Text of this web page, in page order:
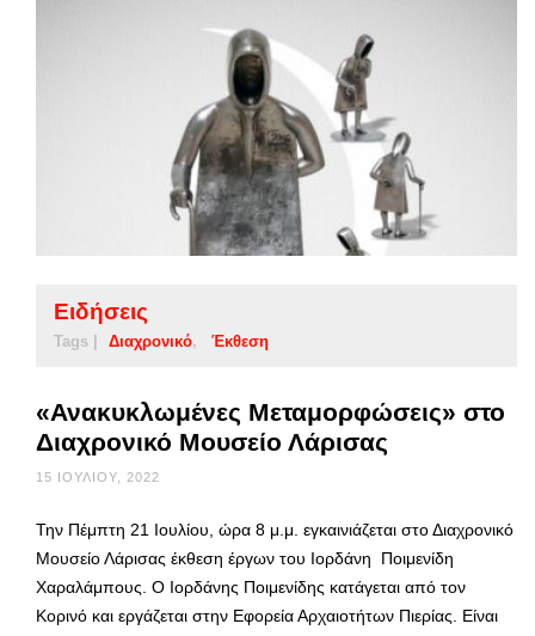
Ειδήσεις
Tags | Διαχρονικό Έκθεση
«Ανακυκλωμένες Μεταμορφώσεις» στο
Διαχρονικό Μουσείο Λάρισας
15 ΙΟΥΛΊΟΥ, 2022
Την Πέμπτη 21 Ιουλίου, ώρα 8 μ.μ. εγκαινιάζεται στο Διαχρονικό
Μουσείο Λάρισας έκθεση έργων του Ιορδάνη Ποιμενίδη
Χαραλάμπους. Ο Ιορδάνης Ποιμενίδης κατάγεται από τον
Κορινό και εργάζεται στην Εφορεία Αρχαιοτήτων Πιερίας. Είναι